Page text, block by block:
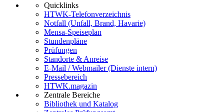
Quicklinks
HTWK-Telefonverzeichnis
Notfall (Unfall, Brand, Havarie)
Mensa-Speiseplan
Stundenpläne
Prüfungen
Standorte & Anreise
E-Mail / Webmailer (Dienste intern)
Pressebereich
HTWK.magazin
Zentrale Bereiche
Bibliothek und Katalog